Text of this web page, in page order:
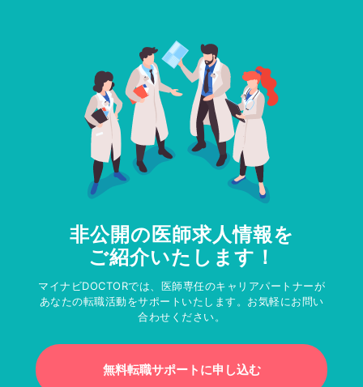
非公開の医師求人情報を
ご紹介いたします！
マイナビDOCTORでは、医師専任のキャリアパートナーが
あなたの転職活動をサポートいたします。お気軽にお問い
合わせください。
無料転職サポートに申し込む